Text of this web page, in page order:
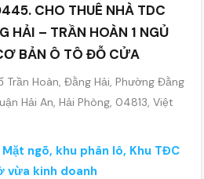
CHO THUÊ NHÀ TDC
HẢI – TRẦN HOÀN 1 NGỦ
BẢN Ô TÔ ĐỖ CỬA
Trần Hoàn, Đằng Hải, Phường Đằng
Hải An, Hải Phòng, 04813, Việt
ngõ, khu phân lô, Khu TĐC
vừa kinh doanh